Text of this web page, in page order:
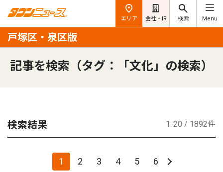
エリア 会社・IR 検索 Menu
戸塚区・泉区版
記事を検索（タグ：「文化」の検索）
検索結果 1-20 / 1892件
1 2 3 4 5 6